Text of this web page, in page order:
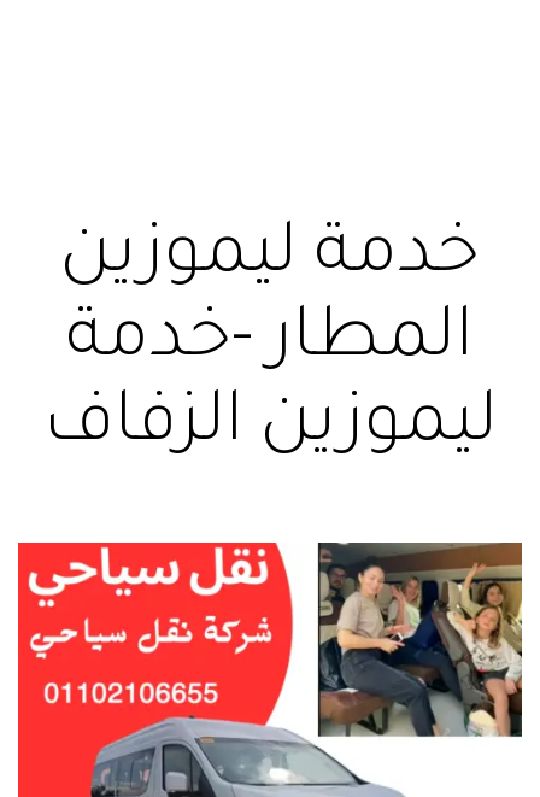
خدمة ليموزين
المطار -خدمة
ليموزين الزفاف